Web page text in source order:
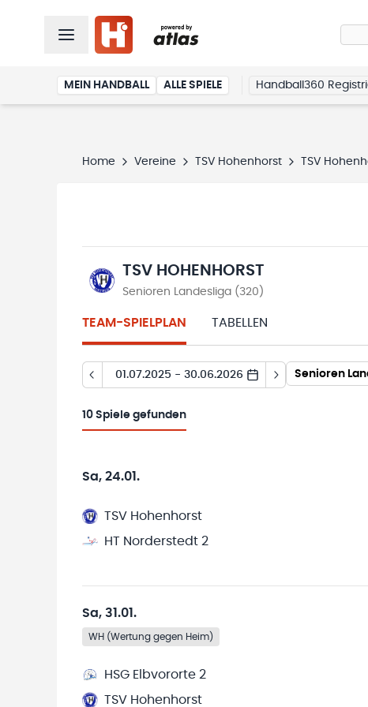
MEIN HANDBALL ALLE SPIELE Handball360
Home Vereine TSV Hohenhorst TSV
TSV HOHENHORST
Senioren Landesliga (320)
TEAM-SPIELPLAN TABELLEN
01.07.2025 - 30.06.2026 Senioren
10 Spiele gefunden
Sa, 24.01.
TSV Hohenhorst
HT Norderstedt 2
Sa, 31.01.
WH (Wertung gegen Heim)
HSG Elbvororte 2
TSV Hohenhorst